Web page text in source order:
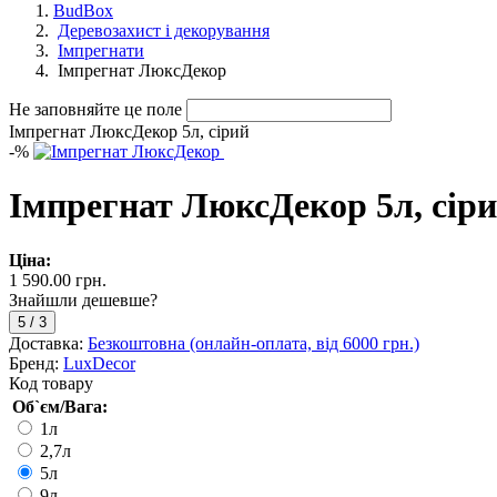
BudBox
Деревозахист і декорування
Імпрегнати
Імпрегнат ЛюксДекор
Не заповняйте це поле
Імпрегнат ЛюксДекор 5л, сірий
-%
Імпрегнат ЛюксДекор 5л,
Ціна:
1 590.00 грн.
Знайшли дешевше?
5 / 3
Доставка: Безкоштовна (онлайн-оплата, від 6000 грн.)
Бренд: LuxDecor
Код товару
Об`єм/Вага:
1л
2,7л
5л